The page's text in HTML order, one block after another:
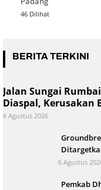
46 Dilihat
BERITA TERKINI
Jalan Sungai
Diaspal, Kerusakan
6 Agustus 2026
Terbesar
6 Agustus
Pemkab